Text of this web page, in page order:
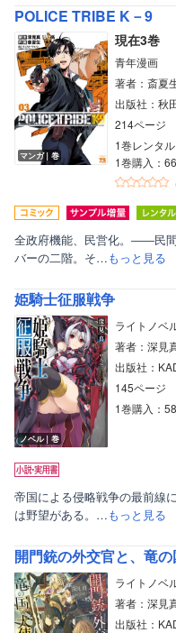
POLICE TRIBE K－9
マンガ｜巻
現在3巻
青年漫画
著者：斎夏
出版社：秋
214ページ
1巻レンタ
1巻購入：
全政府機能、民営化。――民
バーの二階。そ…もっと見る
姫騎士征服戦争
ノベル｜巻
ライトノベ
著者：深見
出版社：
145ページ
1巻購入：
帝国による侵略戦争の最前
は野望がある。…もっと見る
開門銃の外交官と、竜
ライトノベ
著者：深見
出版社：